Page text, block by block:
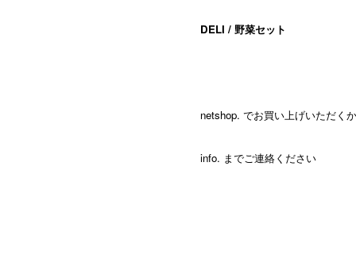
DELI / 野菜セット
netshop. でお買い上げいただくか
info. までご連絡ください